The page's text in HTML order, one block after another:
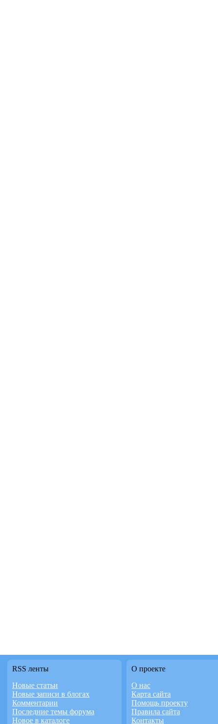
RSS ленты
Новые статьи
Новые записи в блогах
Комментарии
Последние темы форума
Новое в каталоге
О проекте
О нас
Карта сайта
Помощь проекту
Правила сайта
Контакты